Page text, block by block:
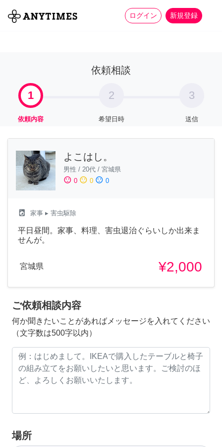
ログイン 新規登録
全て 家事 more_horiz
依頼相談
1
依頼内容
2
希望日時
3
送信
よこはし。
男性 / 20代 / 宮城県
sentiment_satisfied 0 sentiment_neutral 0 sentiment_dissatisfied 0
local_laundry_service 家事 ▸ 害虫駆除
平日昼間。家事、料理、害虫退治ぐらいしか出来ま
せんが。
宮城県 ¥2,000
ご依頼相談内容
何か聞きたいことがあればメッセージを入れてください
（文字数は500字以内）
場所